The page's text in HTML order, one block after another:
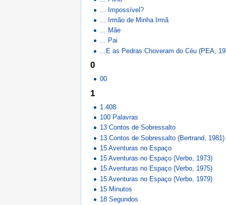
... Impossível?
... Irmão de Minha Irmã
... Mãe
... Pai
...E as Pedras Choveram do Céu (PEA,
0
00
1
1.408
100 Palavras
13 Contos de Sobressalto
13 Contos de Sobressalto (Bertrand, 1981)
15 Aventuras no Espaço
15 Aventuras no Espaço (Verbo, 1973)
15 Aventuras no Espaço (Verbo, 1975)
15 Aventuras no Espaço (Verbo, 1979)
15 Minutos
18 Segundos